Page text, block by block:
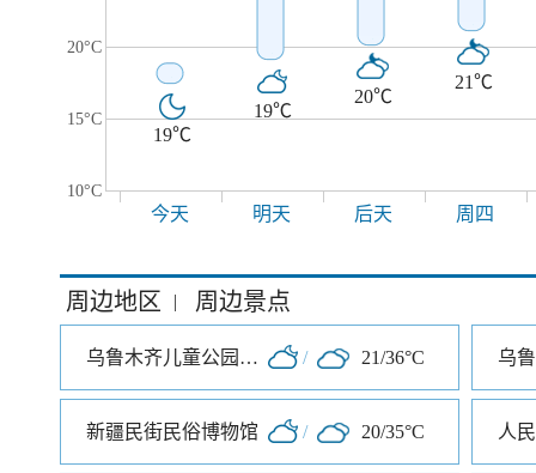
20°C
15°C
10°C
19℃
19℃
20℃
21℃
今天 明天 后天 周四
周边地区 | 周边景点
乌鲁木齐儿童公园北门 / 21/36°C 乌
新疆民街民俗博物馆 / 20/35°C 人